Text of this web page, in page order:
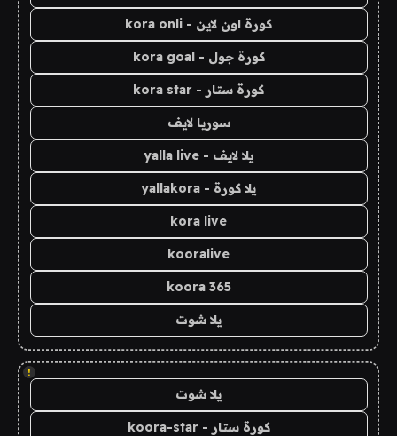
كورة اون لاين - kora onli
كورة جول - kora goal
كورة ستار - kora star
سوريا لايف
يلا لايف - yalla live
يلا كورة - yallakora
kora live
kooralive
koora 365
يلا شوت
!
يلا شوت
كورة ستار - koora-star